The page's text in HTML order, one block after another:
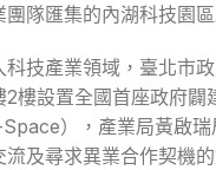
隊匯集的內湖科技園區
技產業領域，臺北市
樓設置全國首座政府闢
），產業局黃啟
流及尋求異業合作契機